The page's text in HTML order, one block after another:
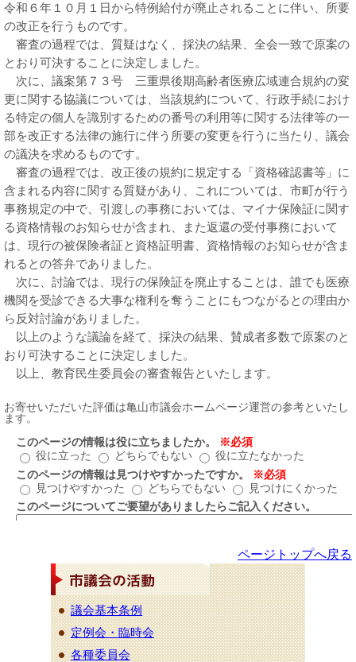
令和６年１０月１日から特例給付が廃止されることに伴い、所要
の改正を行うものです。
審査の過程では、質疑はなく、採決の結果、全会一致で原案の
とおり可決することに決定しました。
次に、議案第７３号 三重県後期高齢者医療広域連合規約の変
更に関する協議については、当該規約について、行政手続におけ
る特定の個人を識別するための番号の利用等に関する法律等の一
部を改正する法律の施行に伴う所要の変更を行うに当たり、議会
の議決を求めるものです。
審査の過程では、改正後の規約に規定する「資格確認書等」に
含まれる内容に関する質疑があり、これについては、市町が行う
事務規定の中で、引渡しの事務においては、マイナ保険証に関す
る資格情報のお知らせが含まれ、また返還の受付事務において
は、現行の被保険者証と資格証明書、資格情報のお知らせが含ま
れるとの答弁でありました。
次に、討論では、現行の保険証を廃止することは、誰でも医療
機関を受診できる大事な権利を奪うことにもつながるとの理由か
ら反対討論がありました。
以上のような議論を経て、採決の結果、賛成者多数で原案のと
おり可決することに決定しました。
以上、教育民生委員会の審査報告といたします。
ページトップへ戻る
議会基本条例
定例会・臨時会
各種委員会